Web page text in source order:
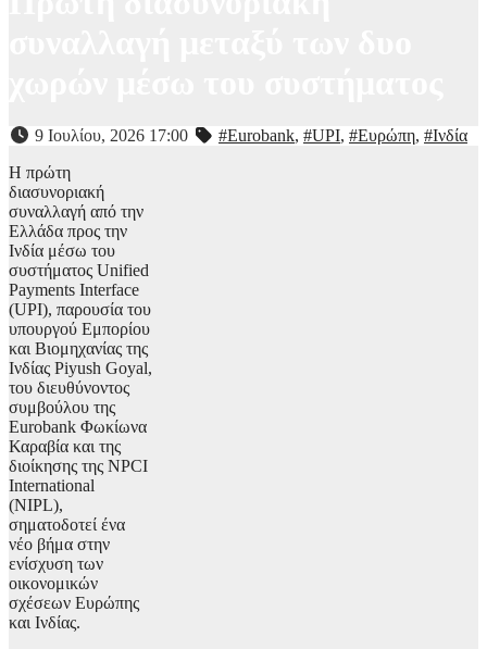
9 Ιουλίου, 2026 17:00 #Eurobank, #UPI, #Ευρώπη, #Ινδία
Η πρώτη
διασυνοριακή
συναλλαγή από την
Ελλάδα προς την
Ινδία μέσω του
συστήματος Unified
Payments Interface
(UPI), παρουσία του
υπουργού Εμπορίου
και Βιομηχανίας της
Ινδίας Piyush Goyal,
του διευθύνοντος
συμβούλου της
Eurobank Φωκίωνα
Καραβία και της
διοίκησης της NPCI
International
(NIPL),
σηματοδοτεί ένα
νέο βήμα στην
ενίσχυση των
οικονομικών
σχέσεων Ευρώπης
και Ινδίας.